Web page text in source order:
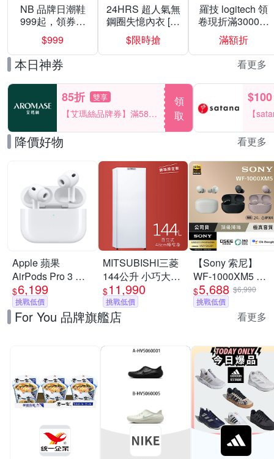
NB 品牌日潮鞋
999起，領券折
上折 最高回饋
40%
$999
24HRS 超人氣無
鋼圈失憶內衣 [熱
銷好評]
$限時搶
羅技 logitech 領
卷現折滿3000折
300
滿額折
本日神券 看更多
85折 雙享
【艾瑪絲品牌券】滿580
享85折！
領
取
$100
【
一件
降價好物 看更多
Apple 蘋果
AirPods Pro 3 主
動式降噪 藍芽耳機
原廠保固 公司貨
USB-C MagSafe
$6,199
挑戰低價
MITSUBISHI三菱
144公升 小巧大容
量 直立式冷凍櫃
MF-U14T-W-C
$11,990
挑戰低價
【Sony 索尼】
WF-1000XM5 旗
艦真無線藍牙耳機
(公司貨 保固12+6
$5,688 $6,990
挑戰低價
For You 品牌旗艦店 看更多